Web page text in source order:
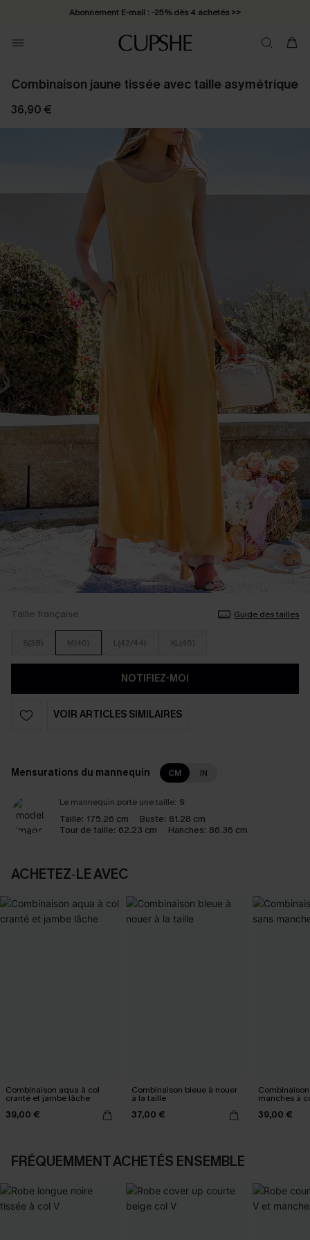
Abonnement E-mail : -25% dès 4 achetés >>
Combinaison jaune tissée avec taille asymétrique
36,90 €
Taille française Guide des tailles
S(38) M(40) L(42/44) XL(46)
NOTIFIEZ-MOI
VOIR ARTICLES SIMILAIRES
Mensurations du mannequin CM IN
Le mannequin porte une taille: S
Taille: 175.26 cm Buste: 81.28 cm
Tour de taille: 62.23 cm Hanches: 86.36 cm
ACHETEZ‑LE AVEC
Combinaison aqua à col
cranté et jambe lâche
39,00 €
Combinaison bleue à nouer
à la taille
37,00 €
manches à
39,00 €
FRÉQUEMMENT ACHETÉS ENSEMBLE